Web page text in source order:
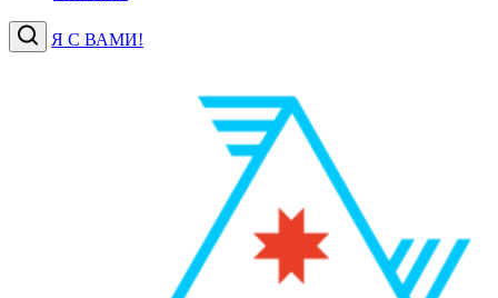
Я С ВАМИ!